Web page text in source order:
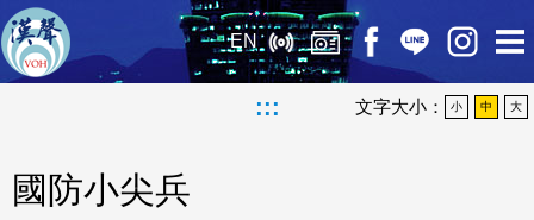
EN
::: 文字大小： 小 中 大
國防小尖兵